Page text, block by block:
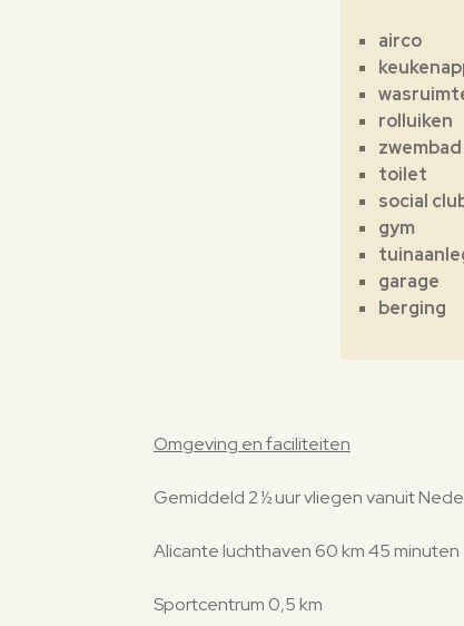
airco
rolluiken
toilet
social
gym
garage
berging
Omgeving en faciliteiten
Gemiddeld 2 ½ uur vliegen vanuit
Alicante luchthaven 60 km 45 minuten
Sportcentrum 0,5 km